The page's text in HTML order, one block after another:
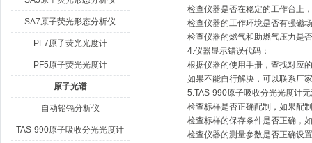
SA7原子荧光形态分析仪
PF7原子荧光光度计
PF5原子荧光光度计
原子光谱
自动铅镉分析仪
TAS-990原子吸收分光光度计
检查仪器是否在稳定的工作台上，
检查仪器的工作环境是否有强磁场
检查仪器的燃气和助燃气压力是否
4.仪器显示错误代码：
根据仪器的使用手册，查找对应的
如果不能自行解决，可以联系厂
5.TAS-990原子吸收分光光度计
检查标样是否正确配制，如果配制
检查标样的保存条件是否正确，如
检查仪器的测量参数是否正确设置